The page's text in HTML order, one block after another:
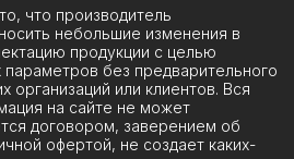
что производитель
небольшие изменения в
продукции с целью
параметров без предварительного
организаций или клиентов. Вся
на сайте не может
договором, заверением об
офертой, не создает каких-